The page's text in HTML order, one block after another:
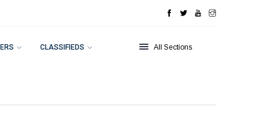
CLASSIFIEDS All Sections